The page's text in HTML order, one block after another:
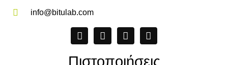
info@bitulab.com
Πιστοποιήσεις